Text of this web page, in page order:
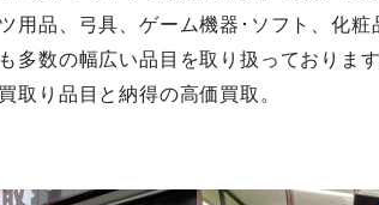
用品、弓具、ゲーム機器･ソフト、化粧
多数の幅広い品目を取り扱っております
取り品目と納得の高価買取。